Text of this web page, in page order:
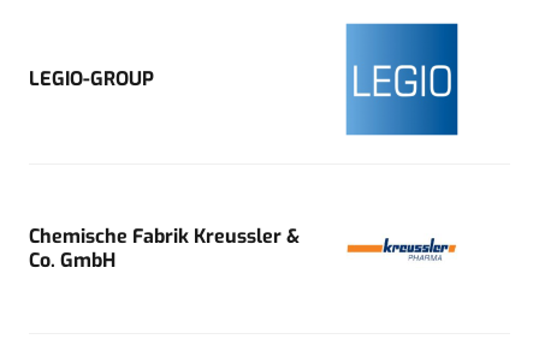
LEGIO-GROUP
Chemische Fabrik Kreussler &
Co. GmbH